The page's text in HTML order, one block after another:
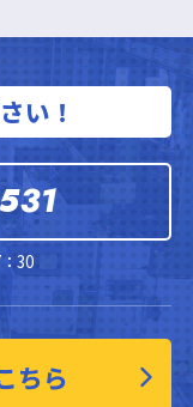
い！
30
ちら